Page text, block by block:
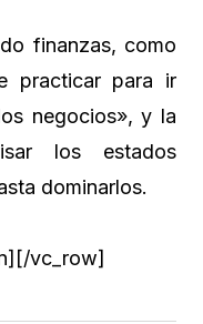
finanzas, como
practicar para ir
negocios», y la
los estados
dominarlos.
vc_row]